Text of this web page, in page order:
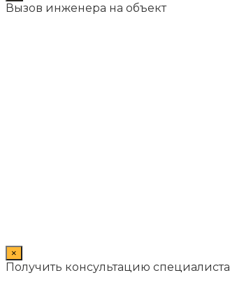
Вызов инженера на объект
×
Получить консультацию специалиста